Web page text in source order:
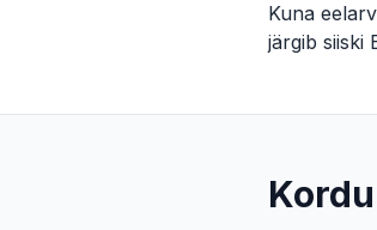
Kuna
järgib siiski